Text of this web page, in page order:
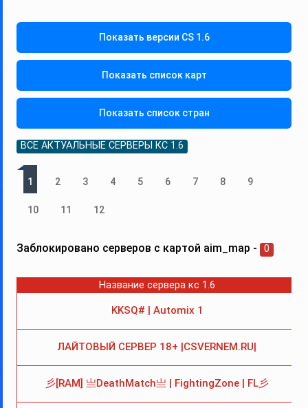
Показать версии CS 1.6
Показать список карт
Показать список стран
ВСЕ АКТУАЛЬНЫЕ СЕРВЕРЫ КС 1.6
1 2 3 4 5 6 7 8 9
10 11 12
Заблокировано серверов с картой aim_map - 0
Название сервера кс 1.6
KKSQ# | Automix 1
ЛАЙТОВЫЙ CEPBEP 18+ |CSVERNEM.RU|
彡[RAM] 亗DeathMatch亗 | FightingZone | FL彡